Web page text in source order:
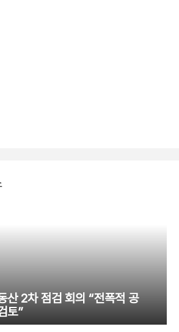
산 2차 점검 회의 “전폭적 공
토”